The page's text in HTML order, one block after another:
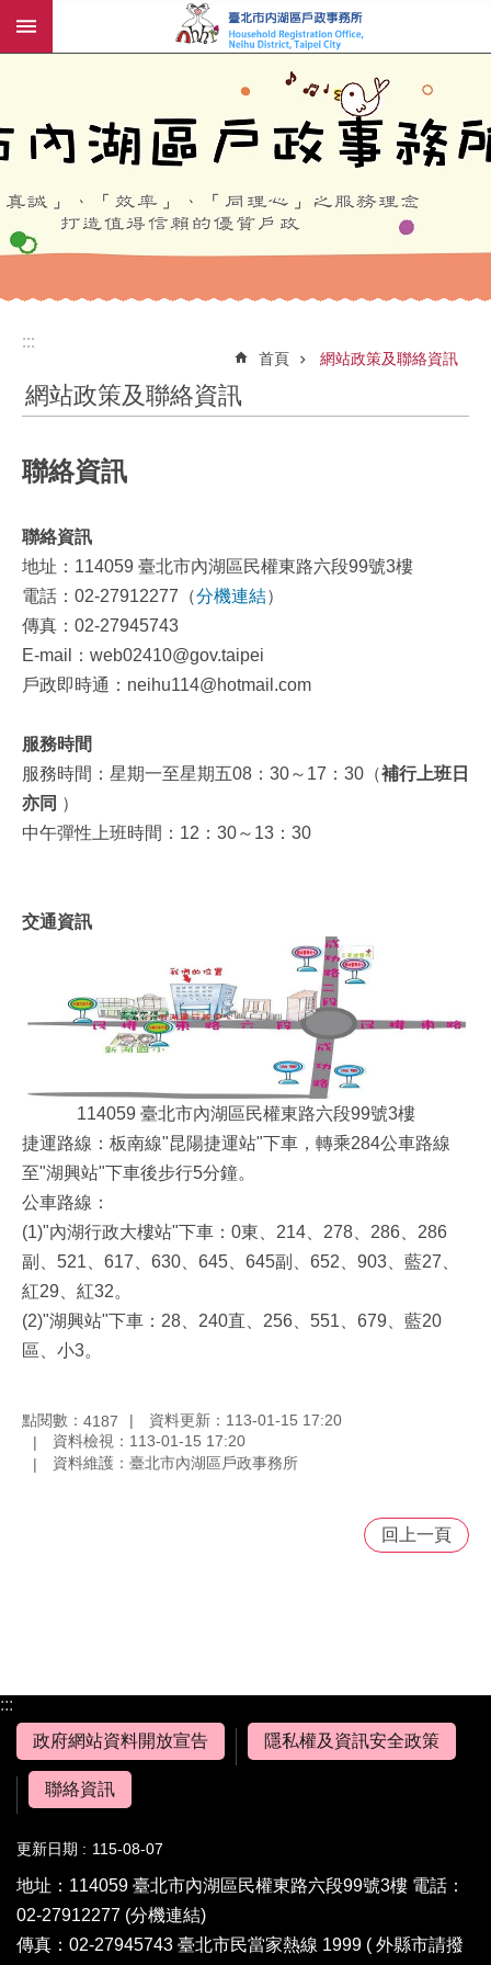
跳到主要內容區塊
:::
:::
首頁 網站政策及聯絡資訊
網站政策及聯絡資訊
聯絡資訊
聯絡資訊
地址：114059 臺北市內湖區民權東路六段99號3樓
電話：02-27912277（分機連結）
傳真：02-27945743
E-mail：web02410@gov.taipei
戶政即時通：neihu114@hotmail.com
服務時間
服務時間：星期一至星期五08：30～17：30（補行上班日
亦同 ）
中午彈性上班時間：12：30～13：30
交通資訊
114059 臺北市內湖區民權東路六段99號3樓
捷運路線：板南線"昆陽捷運站"下車，轉乘284公車路線
至"湖興站"下車後步行5分鐘。
公車路線：
(1)"內湖行政大樓站"下車：0東、214、278、286、286
副、521、617、630、645、645副、652、903、藍27、
紅29、紅32。
(2)"湖興站"下車：28、240直、256、551、679、藍20
區、小3。
點閱數： 4187
資料更新：113-01-15 17:20
資料檢視：113-01-15 17:20
資料維護：臺北市內湖區戶政事務所
回上一頁
:::
政府網站資料開放宣告
隱私權及資訊安全政策
聯絡資訊
更新日期 115-08-07
地址：114059 臺北市內湖區民權東路六段99號3樓 電話：
02-27912277 (分機連結)
傳真：02-27945743 臺北市民當家熱線 1999 ( 外縣市請撥